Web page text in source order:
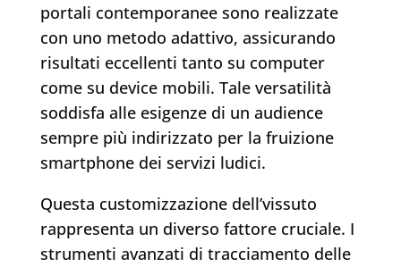
portali contemporanee sono realizzate
con uno metodo adattivo, assicurando
risultati eccellenti tanto su computer
come su device mobili. Tale versatilità
soddisfa alle esigenze di un audience
sempre più indirizzato per la fruizione
smartphone dei servizi ludici.
Questa customizzazione dell’vissuto
rappresenta un diverso fattore cruciale. I
strumenti avanzati di tracciamento delle